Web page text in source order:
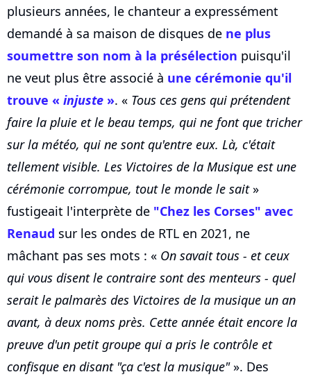
plusieurs années, le chanteur a expressément
demandé à sa maison de disques de ne plus
soumettre son nom à la présélection puisqu'il
ne veut plus être associé à une cérémonie qu'il
trouve « injuste ». « Tous ces gens qui prétendent
faire la pluie et le beau temps, qui ne font que tricher
sur la météo, qui ne sont qu'entre eux. Là, c'était
tellement visible. Les Victoires de la Musique est une
cérémonie corrompue, tout le monde le sait»
fustigeait l'interprète de "Chez les Corses" avec
Renaud sur les ondes de RTL en 2021, ne
mâchant pas ses mots : « On savait tous - et ceux
qui vous disent le contraire sont des menteurs - quel
serait le palmarès des Victoires de la musique un an
avant, à deux noms près. Cette année était encore la
preuve d'un petit groupe qui a pris le contrôle et
confisque en disant "ça c'est la musique"». Des